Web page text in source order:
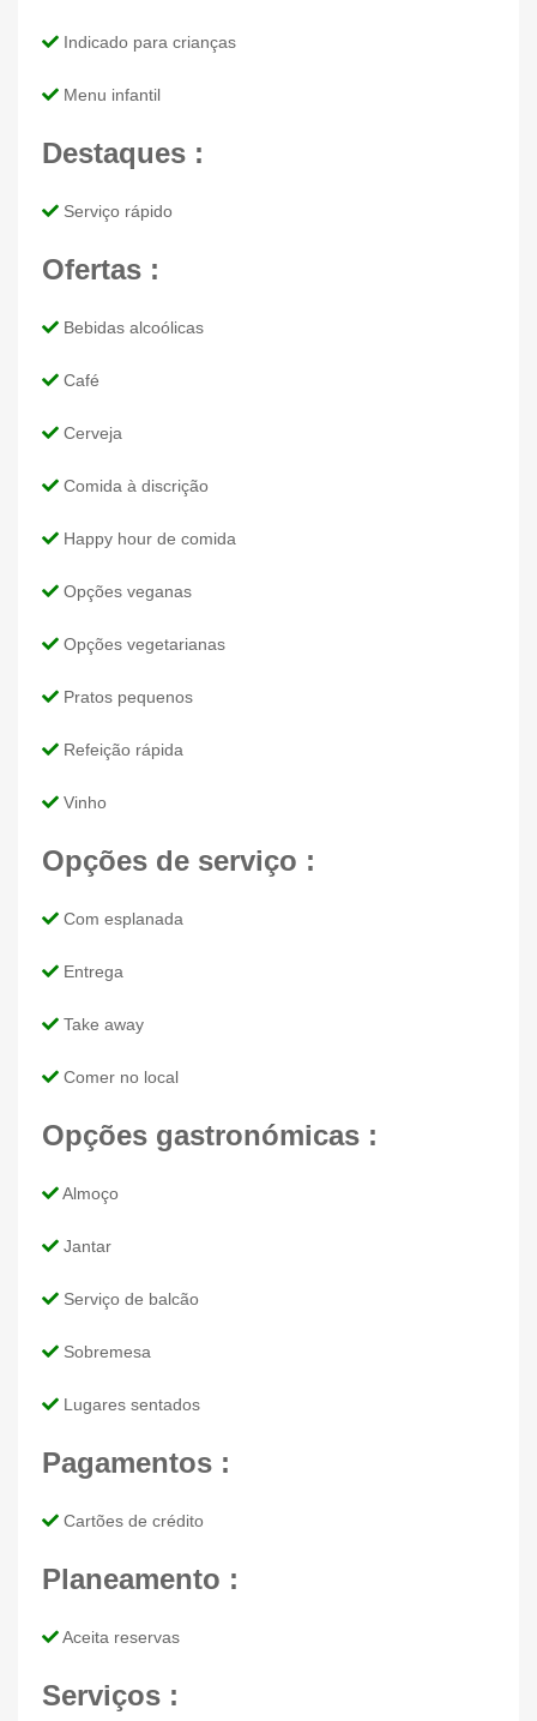
Indicado para crianças
Menu infantil
Destaques :
Serviço rápido
Ofertas :
Bebidas alcoólicas
Café
Cerveja
Comida à discrição
Happy hour de comida
Opções veganas
Opções vegetarianas
Pratos pequenos
Refeição rápida
Vinho
Opções de serviço :
Com esplanada
Entrega
Take away
Comer no local
Opções gastronómicas :
Almoço
Jantar
Serviço de balcão
Sobremesa
Lugares sentados
Pagamentos :
Cartões de crédito
Planeamento :
Aceita reservas
Serviços :